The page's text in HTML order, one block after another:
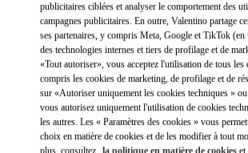
Link
publicitaires ciblées et analyser le comportement des
campagnes publicitaires. En outre, Valentino partage
ses partenaires, y compris Meta, Google et TikTok (en
des technologies internes et tiers de profilage et de
«Tout autoriser», vous acceptez l'utilisation de tous les
compris les cookies de marketing, de profilage et de
sur «Autoriser uniquement les cookies techniques »
vous autorisez uniquement l'utilisation de cookies
les autres. Les « Paramètres des cookies » vous
choix en matière de cookies et de les modifier à tout